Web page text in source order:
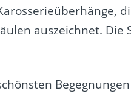
auszeichnet. Die